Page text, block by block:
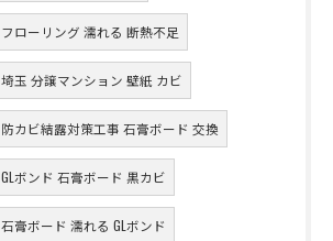
フローリング 濡れる 断熱不足
埼玉 分譲マンション 壁紙 カビ
防カビ結露対策工事 石膏ボード 交換
GLボンド 石膏ボード 黒カビ
石膏ボード 濡れる GLボンド